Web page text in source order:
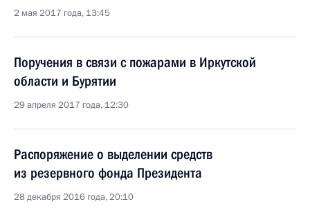
2 мая 2017 года, 13:45
Поручения в связи с пожарами в Иркутской
области и Бурятии
29 апреля 2017 года, 12:30
Распоряжение о выделении средств
из резервного фонда Президента
28 декабря 2016 года, 20:10